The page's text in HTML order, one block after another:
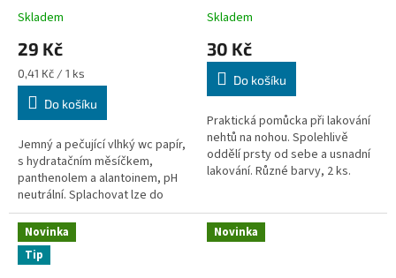
odbouratelný,
Skladem
29 Kč
Měrná
cena:
0,41 Kč / 1 ks
Do košíku
Jemný a pečující vlhký wc papír,
s hydratačním měsíčkem,
panthenolem a alantoinem, pH
neutrální. Splachovat lze do
toalety, protože jsou vyrobeny
z přírodních vlákem. 80 ks
2 ks v balení
Skladem
30 Kč
Do košíku
Praktická pomůcka při lakování
nehtů na nohou. Spolehlivě
oddělí prsty od sebe a usnadní
lakování. Různé barvy, 2 ks.
Novinka
Tip
Novinka